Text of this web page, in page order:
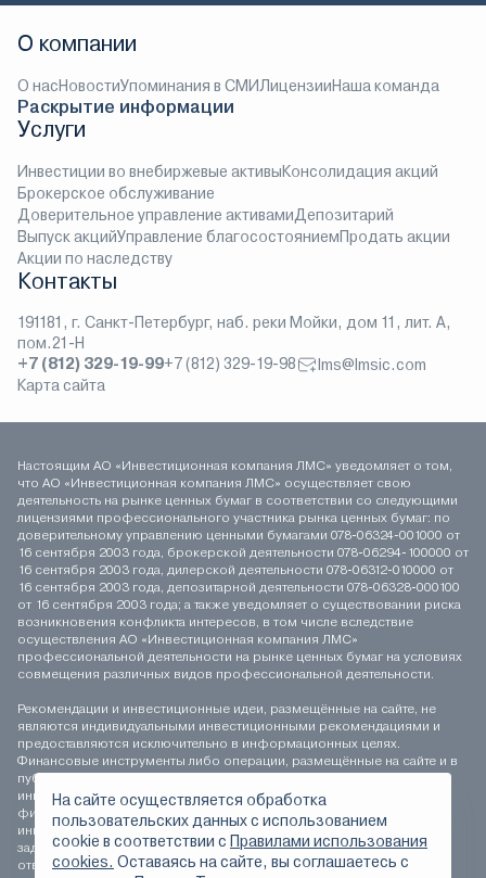
О компании
О насНовостиУпоминания в СМИЛицензииНаша команда
Раскрытие информации
Услуги
Инвестиции во внебиржевые активыКонсолидация акций
Брокерское обслуживание
Доверительное управление активамиДепозитарий
Выпуск акцийУправление благосостояниемПродать акции
Акции по наследству
Контакты
191181, г. Санкт-Петербург, наб. реки Мойки, дом 11, лит. А,
пом.21-Н
+7 (812) 329-19-99+7 (812) 329-19-98
lms@lmsic.com
Карта сайта
Настоящим АО «Инвестиционная компания ЛМС» уведомляет о том,
что АО «Инвестиционная компания ЛМС» осуществляет свою
деятельность на рынке ценных бумаг в соответствии со следующими
лицензиями профессионального участника рынка ценных бумаг: по
доверительному управлению ценными бумагами 078-06324-001000 от
16 сентября 2003 года, брокерской деятельности 078-06294-100000 от
16 сентября 2003 года, дилерской деятельности 078-06312-010000 от
16 сентября 2003 года, депозитарной деятельности 078-06328-000100
от 16 сентября 2003 года; а также уведомляет о существовании риска
возникновения конфликта интересов, в том числе вследствие
осуществления АО «Инвестиционная компания ЛМС»
профессиональной деятельности на рынке ценных бумаг на условиях
совмещения различных видов профессиональной деятельности.
Рекомендации и инвестиционные идеи, размещённые на сайте, не
являются индивидуальными инвестиционными рекомендациями и
предоставляются исключительно в информационных целях.
Финансовые инструменты либо операции, размещённые на сайте и в
публикуемых материалах, могут не соответствовать вашему
инвестиционному профилю. Определение соответствия
финансового инструмента либо операции инвестиционным целям,
инвестиционному горизонту и толерантности к риску является
задачей инвестора. АО «Инвестиционная компания ЛМС» не несёт
ответственности за возможные убытки инвестора в случае
На сайте осуществляется обработка
пользовательских данных с использованием
сookie в соответствии с Правилами использования
cookies. Оставаясь на сайте, вы соглашаетесь с